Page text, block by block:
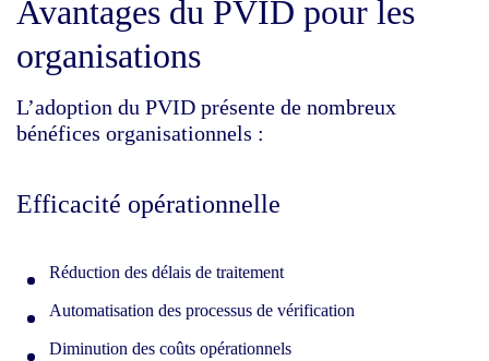
Avantages du PVID pour les
organisations
L’adoption du PVID présente de nombreux
bénéfices organisationnels :
Efficacité opérationnelle
Réduction des délais de traitement
Automatisation des processus de vérification
Diminution des coûts opérationnels